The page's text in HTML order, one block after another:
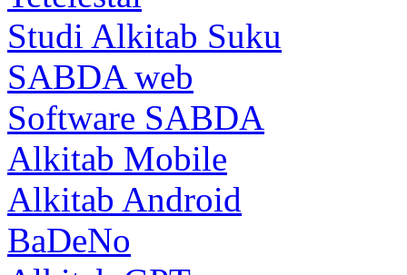
Studi Alkitab Suku
SABDA web
Software SABDA
Alkitab Mobile
Alkitab Android
BaDeNo